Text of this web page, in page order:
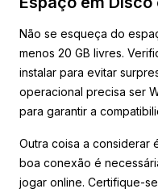
Não se esqueça do
menos 20 GB livres.
instalar para evitar
operacional precisa ser
para garantir a
Outra coisa a considerar
boa conexão é
jogar online. Certifique-